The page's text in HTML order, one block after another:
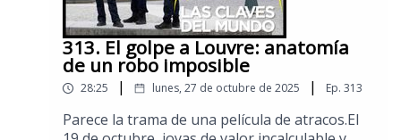
313. El golpe a Louvre: anatomía
de un robo imposible
28:25 | lunes, 27 de octubre de 2025 | Ep. 313
Parece la trama de una película de atracos.El